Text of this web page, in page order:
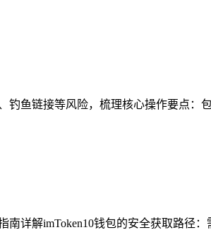
鱼链接等风险，梳理核心操作要点：
详解imToken10钱包的安全获取路径